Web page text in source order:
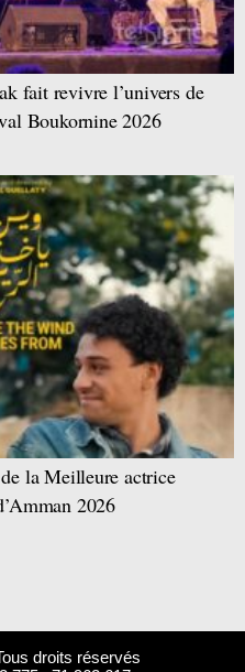
fait revivre l’univers de
Boukornine 2026
la Meilleure actrice
2026
droits réservés